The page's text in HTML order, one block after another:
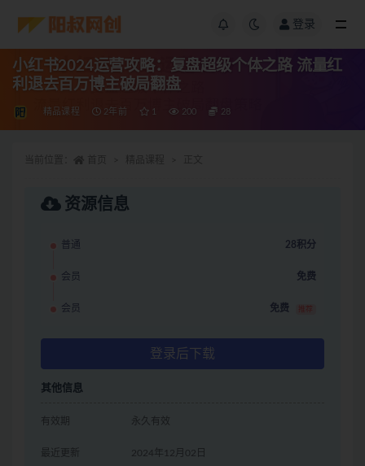
登录
小红书2024运营攻略：复盘超级个体之路 流量红
利退去百万博主破局翻盘
精品课程 2年前 1 200 28
资源信息
普通 28积分
会员 免费
会员 免费 推荐
登录后下载
其他信息
有效期 永久有效
最近更新 2024年12月02日